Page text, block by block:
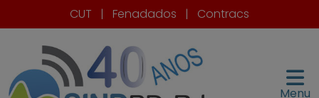
CUT | Fenadados | Contracs
Menu